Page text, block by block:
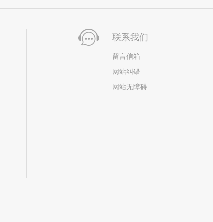
联系我们
留言信箱
网站纠错
网站无障碍